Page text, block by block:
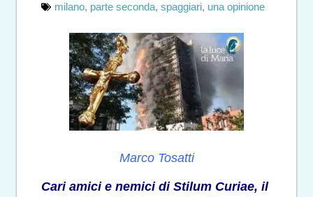
milano, parte seconda, spaggiari, una opinione
Marco Tosatti
Cari amici e nemici di Stilum Curiae, il